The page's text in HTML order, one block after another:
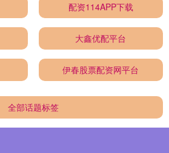
配资114APP下载
大鑫优配平台
伊春股票配资网平台
全部话题标签